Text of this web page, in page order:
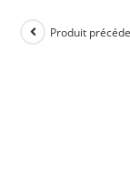
Produit